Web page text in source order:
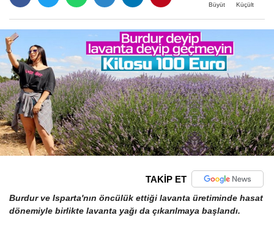
Büyüt Küçült
TAKİP ET
Burdur ve Isparta'nın öncülük ettiği lavanta üretiminde hasat
dönemiyle birlikte lavanta yağı da çıkarılmaya başlandı.